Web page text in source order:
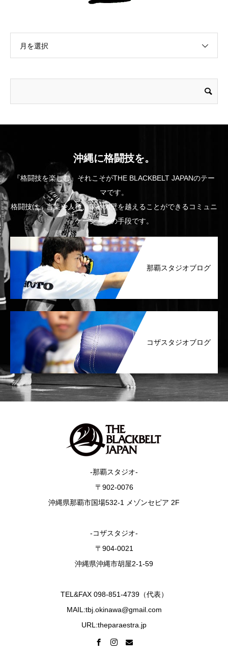
月を選択
沖縄に格闘技を。
『格闘技を楽しむ』それこそがTHE BLACKBELT JAPANのテー
マです。
格闘技は、言葉や人種、年齢の壁を越えることができるコミュニ
ケーションの手段です。
那覇スタジオブログ
コザスタジオブログ
-那覇スタジオ-
〒902-0076
沖縄県那覇市国場532-1 メゾンセピア 2F
-コザスタジオ-
〒904-0021
沖縄県沖縄市胡屋2-1-59
TEL&FAX 098-851-4739（代表）
MAIL:tbj.okinawa@gmail.com
URL:theparaestra.jp